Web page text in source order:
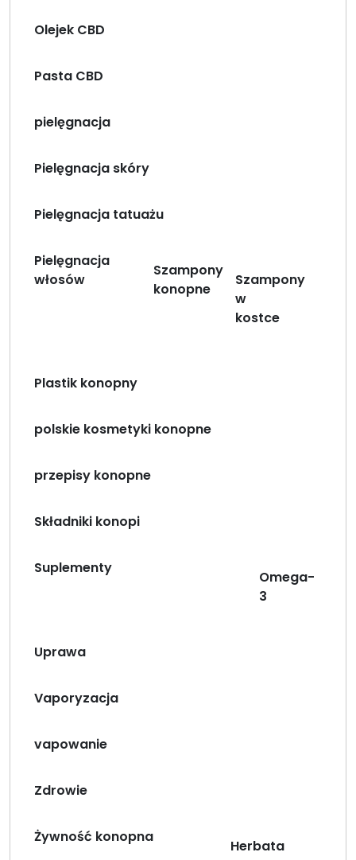
Olejek CBD
Pasta CBD
pielęgnacja
Pielęgnacja skóry
Pielęgnacja tatuażu
Pielęgnacja
włosów
Szampony
konopne
Szampony
w
kostce
Plastik konopny
polskie kosmetyki konopne
przepisy konopne
Składniki konopi
Suplementy
Omega-
3
Uprawa
Vaporyzacja
vapowanie
Zdrowie
Żywność konopna
Herbata